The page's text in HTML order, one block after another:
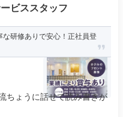
ビススタッフ
な研修ありで安心！正社員登
ょうに話せて読み書きが